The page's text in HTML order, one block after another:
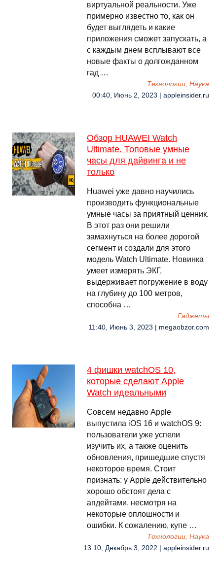
виртуальной реальности. Уже
примерно известно то, как он
будет выглядеть и какие
приложения сможет запускать, а
с каждым днем всплывают все
новые факты о долгожданном
гад …
Технологии, Наука
00:40, Июнь 2, 2023 | appleinsider.ru
Обзор HUAWEI Watch
Ultimate. Топовые умные
часы для дайвинга и не
только
Huawei уже давно научились
производить функциональные
умные часы за приятный ценник.
В этот раз они решили
замахнуться на более дорогой
сегмент и создали для этого
модель Watch Ultimate. Новинка
умеет измерять ЭКГ,
выдерживает погружение в воду
на глубину до 100 метров,
способна …
Гаджеты
11:40, Июнь 3, 2023 | megaobzor.com
4 фишки watchOS 10,
которые сделают Apple
Watch идеальными
Совсем недавно Apple
выпустила iOS 16 и watchOS 9:
пользователи уже успели
изучить их, а также оценить
обновления, пришедшие спустя
некоторое время. Стоит
признать: у Apple действительно
хорошо обстоят дела с
апдейтами, несмотря на
некоторые оплошности и
ошибки. К сожалению, купе …
Технологии, Наука
13:10, Декабрь 3, 2022 | appleinsider.ru